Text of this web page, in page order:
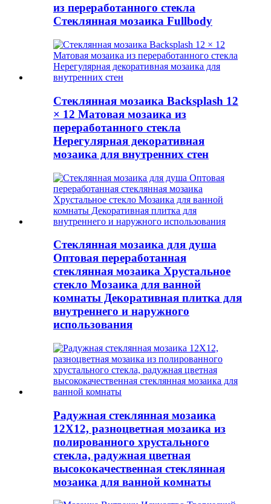
из переработанного стекла
Стеклянная мозаика Fullbody
Стеклянная мозаика Backsplash 12
× 12 Матовая мозаика из
переработанного стекла
Нерегулярная декоративная
мозаика для внутренних стен
Стеклянная мозаика для душа
Оптовая переработанная
стеклянная мозаика Хрустальное
стекло Мозаика для ванной
комнаты Декоративная плитка для
внутреннего и наружного
использования
Радужная стеклянная мозаика
12X12, разноцветная мозаика из
полированного хрустального
стекла, радужная цветная
высококачественная стеклянная
мозаика для ванной комнаты